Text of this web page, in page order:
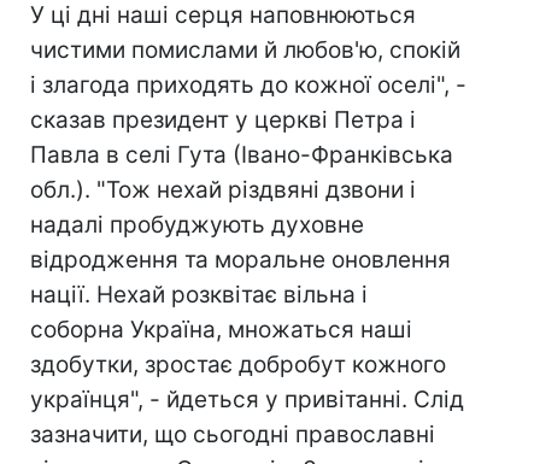
У ці дні наші серця наповнюються
чистими помислами й любов'ю, спокій
і злагода приходять до кожної оселі", -
сказав президент у церкві Петра і
Павла в селі Гута (Івано-Франківська
обл.). "Тож нехай різдвяні дзвони і
надалі пробуджують духовне
відродження та моральне оновлення
нації. Нехай розквітає вільна і
соборна Україна, множаться наші
здобутки, зростає добробут кожного
українця", - йдеться у привітанні. Слід
зазначити, що сьогодні православні